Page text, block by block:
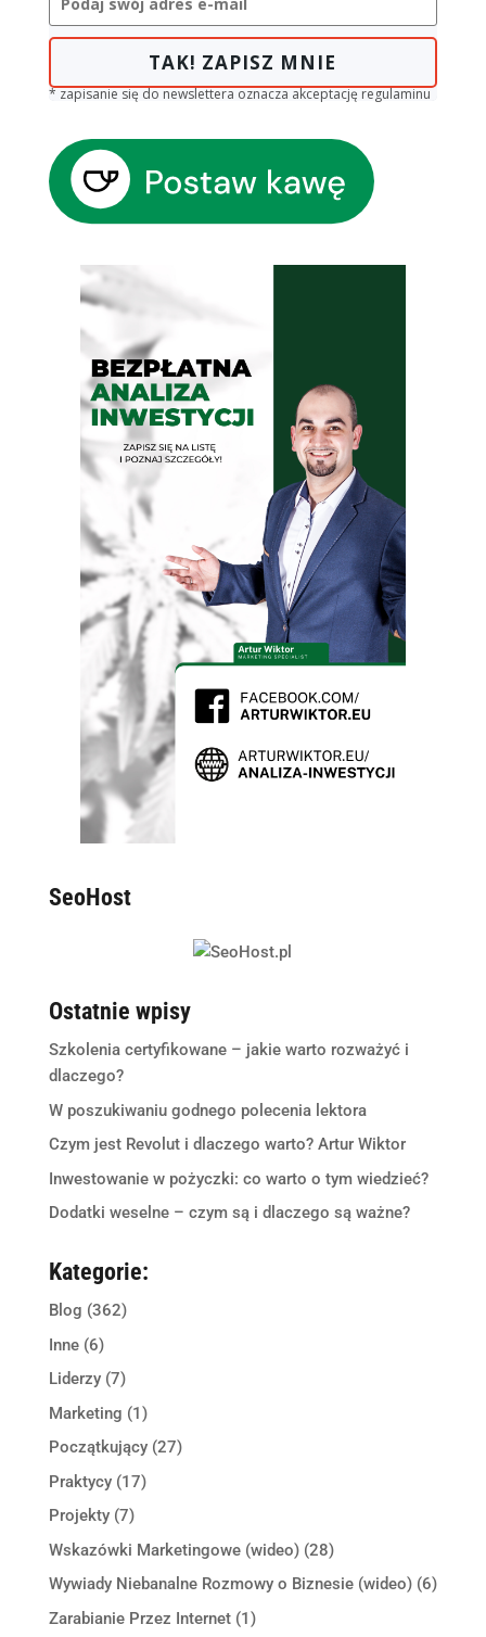
TAK! ZAPISZ MNIE
* zapisanie się do newslettera oznacza akceptację regulaminu
SeoHost
Ostatnie wpisy
Szkolenia certyfikowane – jakie warto rozważyć i
dlaczego?
W poszukiwaniu godnego polecenia lektora
Czym jest Revolut i dlaczego warto? Artur Wiktor
Inwestowanie w pożyczki: co warto o tym wiedzieć?
Dodatki weselne – czym są i dlaczego są ważne?
Kategorie:
Blog (362)
Inne(6)
Liderzy(7)
Marketing (1)
Początkujący(27)
Praktycy(17)
Projekty(7)
Wskazówki Marketingowe (wideo)(28)
Wywiady Niebanalne Rozmowy o Biznesie (wideo)(6)
Zarabianie Przez Internet(1)